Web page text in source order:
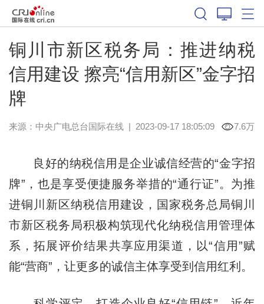
铜川市新区税务局：推进纳税
信用建设 擦亮“信用新区”金字招
牌
来源：中央广电总台国际在线| 2023-09-17 18:05:09 7.6万
良好的纳税信用是企业诚信经营的“金字招
牌”，也是享受便捷服务举措的“通行证”。为推
进铜川新区纳税信用建设，国家税务总局铜川
市新区税务局积极构筑现代化纳税信用管理体
系，拓展评价结果共享应用渠道，以“信用”赋
能“营商”，让更多的诚信主体享受到信用红利。